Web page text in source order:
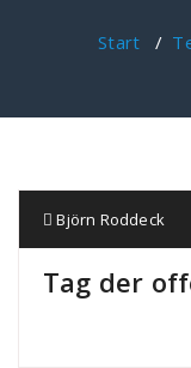
Start /
Björn Roddeck
Tag der